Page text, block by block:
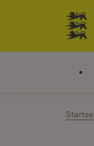
Zum Inhalt
Link